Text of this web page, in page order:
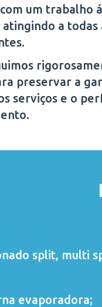
um trabalho
a todas
preservar a
serviços e o
split, multi
evaporadora;